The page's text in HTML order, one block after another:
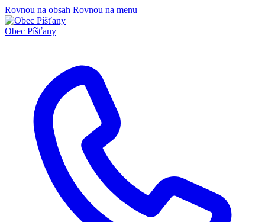
Rovnou na obsah Rovnou na menu
Obec Píšťany